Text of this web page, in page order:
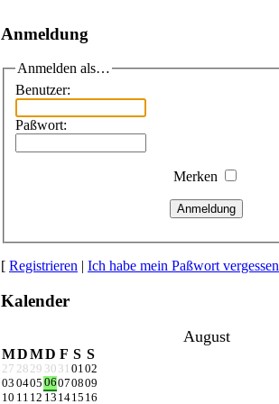
Anmeldung
Anmelden als…
Benutzer:
Paßwort:
Merken
Anmeldung
[ Registrieren | Ich habe mein Paßwort vergessen
Kalender
August
MDMD F S S
27 28 29 30 31 0102
03 0405 06070809
10 11 12 13 1415 16